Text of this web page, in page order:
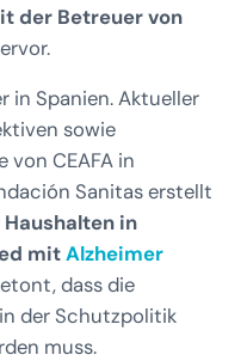
der Betreuer von
in Spanien. Aktueller
sowie
von CEAFA in
Sanitas erstellt
in
mitAlzheimer
dass die
der Schutzpolitik
muss.